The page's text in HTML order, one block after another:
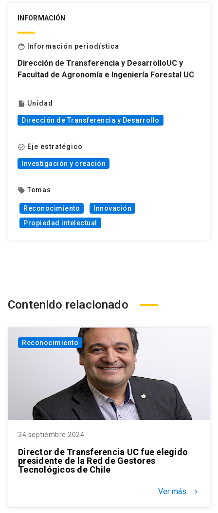
INFORMACIÓN
face Información periodística
Dirección de Transferencia y DesarrolloUC y
Facultad de Agronomía e Ingeniería Forestal UC
insert_drive_file Unidad
Dirección de Transferencia y Desarrollo
check_circle_outline Eje estratégico
Investigación y creación
local_offer Temas
Reconocimiento
Innovación
Propiedad intelectual
Contenido relacionado
Reconocimiento
24 septiembre 2024
Director de Transferencia UC fue elegido
presidente de la Red de Gestores
Tecnológicos de Chile
Ver más keyboard_arrow_right